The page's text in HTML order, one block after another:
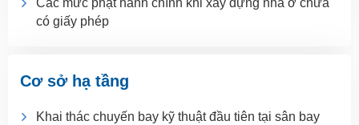
Các mức phạt hành chính khi xây dựng nhà ở chưa
có giấy phép
Cơ sở hạ tầng
Khai thác chuyến bay kỹ thuật đầu tiên tại sân bay